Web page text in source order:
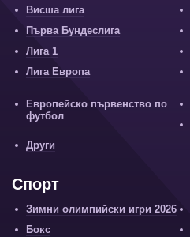
Висша лига
Първа Бундеслига
Лига 1
Лига Европа
Европейско първенство по
футбол
Други
Спорт
Зимни олимпийски игри 2026
Бокс